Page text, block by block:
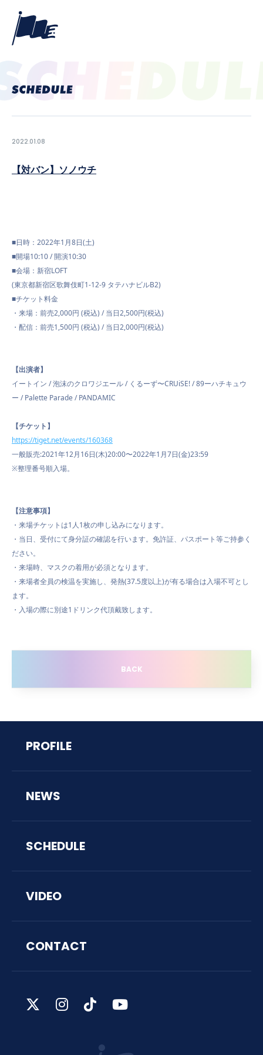
NEWS
SCHEDULE
CONTACT
2022.01.08
【対バン】ソノウチ
■日時：2022年1月8日(土)
■開場10:10 / 開演10:30
■会場：新宿LOFT
(東京都新宿区歌舞伎町1-12-9 タテハナビルB2)
■チケット料金
・来場：前売2,000円 (税込) / 当日2,500円(税込)
・配信：前売1,500円 (税込) / 当日2,000円(税込)
【出演者】
イートイン / 泡沫のクロワジエール / くるーず〜CRUiSE! / 89ーハチキュウ
ー / Palette Parade / PANDAMIC
【チケット】
https://tiget.net/events/160368
一般販売:2021年12月16日(木)20:00〜2022年1月7日(金)23:59
※整理番号順入場。
【注意事項】
・来場チケットは1人1枚の申し込みになります。
・当日、受付にて身分証の確認を行います。免許証、パスポート等ご持参く
ださい。
・来場時、マスクの着用が必須となります。
・来場者全員の検温を実施し、発熱(37.5度以上)が有る場合は入場不可とし
ます。
・入場の際に別途1ドリンク代頂戴致します。
BACK
PROFILE
NEWS
SCHEDULE
VIDEO
CONTACT